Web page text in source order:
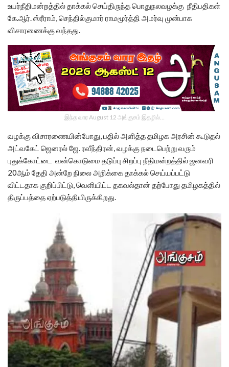
உயர்நீதிமன்றத்தில் தாக்கல் செய்திருந்த பொதுநலவழக்கு நீதிபதிகள்
கே.ஆர். ஸ்ரீராம், செந்தில்குமார் ராமமூர்த்தி அமர்வு முன்பாக
விசாரணைக்கு வந்தது.
இந்த வார August 12 அங்குசம் இதழில்…
வழக்கு விசாரணையின்போது, பதில் அளித்த தமிழக அரசின் கூடுதல்
அட்வகேட் ஜெனரல் ஜே. ரவீந்திரன், வழக்கு நடைபெற்று வரும்
புதுக்கோட்டை வன்கொடுமை தடுப்பு சிறப்பு நீதிமன்றத்தில் ஜனவரி
20ஆம் தேதி அன்றே நிலை அறிக்கை தாக்கல் செய்யப்பட்டு
விட்டதாக குறிப்பிட்டு, வெளியிட்ட தகவல்தான் தற்போது தமிழகத்தில்
திருப்பத்தை ஏற்படுத்தியிருக்கிறது.